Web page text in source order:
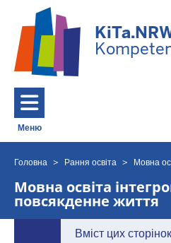
Меню
Toggle navigation: Головне Меню
Ви
знаходитесь
тут
Головна Рання освіта Мовна
Мовна освіта
повсякденне життя
Вміст цих